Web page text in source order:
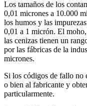
Los tamaños de los
0,01 micrones a 10.000
los humos y las
0,01 a 1 micrón. El
las cenizas tienen un
por las fábricas de la
micrones.
Si los códigos de fallo no
o bien al fabricante y
particularmente.